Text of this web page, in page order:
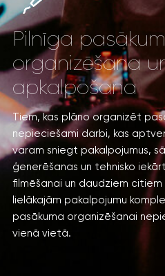
Pilnīga
organizēšana
apkalpošana
Tiem, kas plāno organizēt
nepieciešami darbi, kas
varam sniegt pakalpojumus,
ģenerēšanas un tehnisko
filmēšanai un daudziem
lielākajām pakalpojumu
pasākuma organizēšanai
vienā vietā.